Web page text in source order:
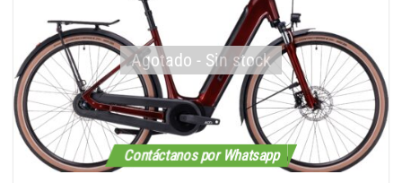
Contáctanos por Whatsapp
Agotado - Sin stock